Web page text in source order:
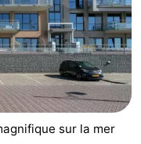
sur la mer